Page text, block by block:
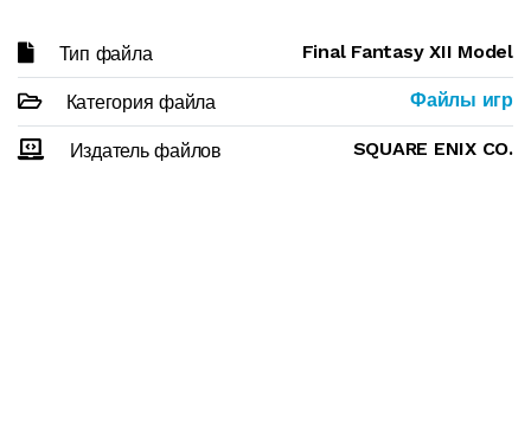
Тип файла Final Fantasy XII Model
Категория файла Файлы игр
Издатель файлов SQUARE ENIX CO.